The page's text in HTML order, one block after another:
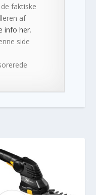
faktiske
af
info her.
side